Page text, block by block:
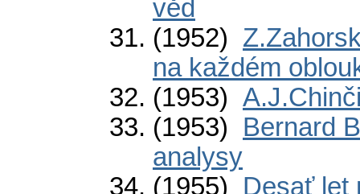
věd
(1952)
na každém
(1953)
(1953) Bernard
analysy
(1955) Desať let